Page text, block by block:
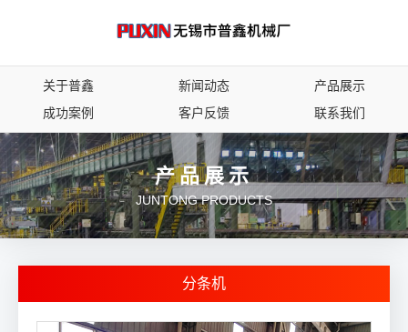
关于普鑫 新闻动态
产品展示
成功案例
客户反馈 联系我们
产品展示
JUNTONG PRODUCTS
分条机